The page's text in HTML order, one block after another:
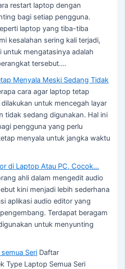
restart laptop dengan
bagi setiap pengguna.
laptop yang tiba-tiba
kesalahan sering kali terjadi,
untuk mengatasinya adalah
tersebut.…
Menyala Meski Sedang Tidak
cara agar laptop tetap
untuk mencegah layar
tidak sedang digunakan. Hal ini
pengguna yang perlu
menyala untuk jangka waktu
di Laptop Atau PC, Cocok…
ahli dalam mengedit audio
kini menjadi lebih sederhana
aplikasi audio editor yang
Terdapat beragam
untuk menyunting
Seri Daftar
Type Laptop Semua Seri